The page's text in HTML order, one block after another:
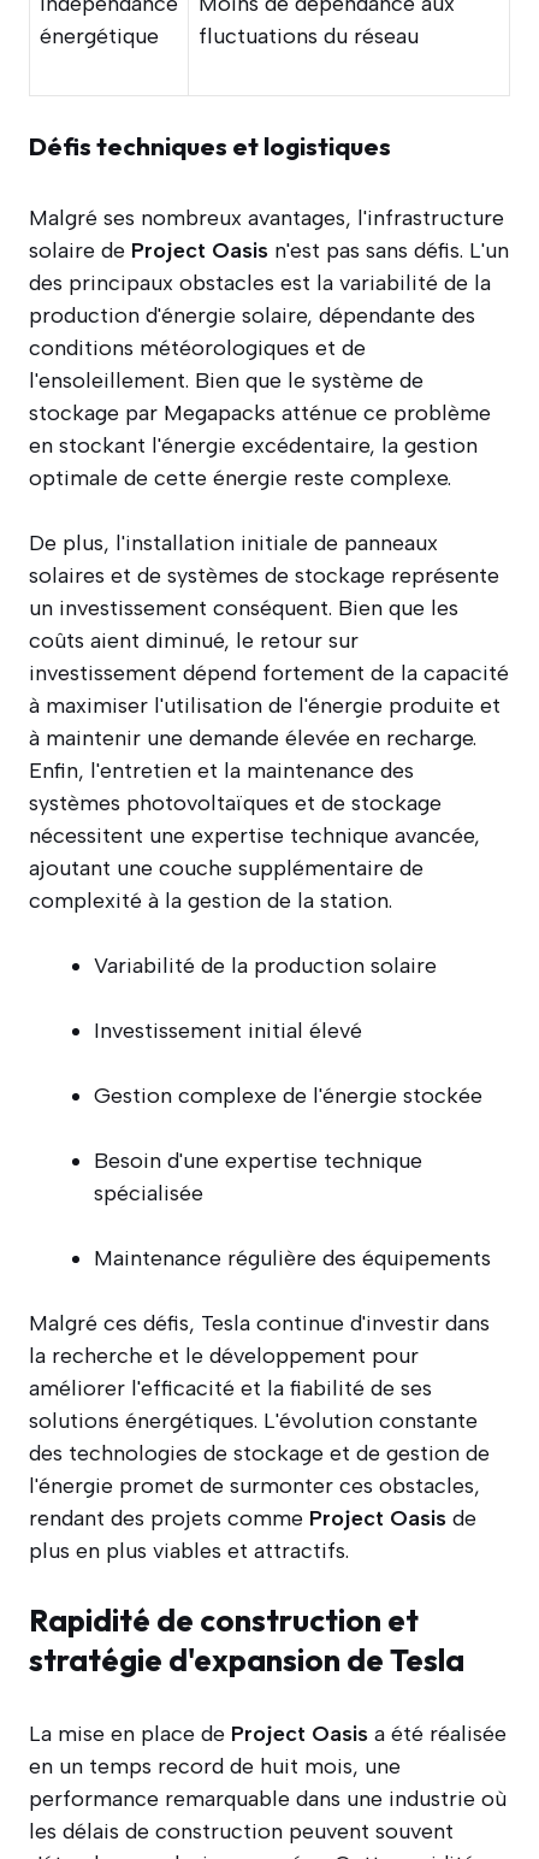
énergétique
fluctuations du réseau
Défis techniques et logistiques
Malgré ses nombreux avantages, l'infrastructure
solaire de Project Oasis n'est pas sans défis. L'un
des principaux obstacles est la variabilité de la
production d'énergie solaire, dépendante des
conditions météorologiques et de
l'ensoleillement. Bien que le système de
stockage par Megapacks atténue ce problème
en stockant l'énergie excédentaire, la gestion
optimale de cette énergie reste complexe.
De plus, l'installation initiale de panneaux
solaires et de systèmes de stockage représente
un investissement conséquent. Bien que les
coûts aient diminué, le retour sur
investissement dépend fortement de la capacité
à maximiser l'utilisation de l'énergie produite et
à maintenir une demande élevée en recharge.
Enfin, l'entretien et la maintenance des
systèmes photovoltaïques et de stockage
nécessitent une expertise technique avancée,
ajoutant une couche supplémentaire de
complexité à la gestion de la station.
Variabilité de la production solaire
Investissement initial élevé
Gestion complexe de l'énergie stockée
Besoin d'une expertise technique
spécialisée
Maintenance régulière des équipements
Malgré ces défis, Tesla continue d'investir dans
la recherche et le développement pour
améliorer l'efficacité et la fiabilité de ses
solutions énergétiques. L'évolution constante
des technologies de stockage et de gestion de
l'énergie promet de surmonter ces obstacles,
rendant des projets comme Project Oasis de
plus en plus viables et attractifs.
Rapidité de construction et
stratégie d'expansion de Tesla
La mise en place de Project Oasis a été réalisée
en un temps record de huit mois, une
performance remarquable dans une industrie où
les délais de construction peuvent souvent